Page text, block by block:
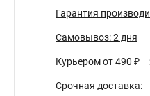
Гарантия
Самовывоз: 2 дня
Курьером от 490 ₽
Срочная доставка: